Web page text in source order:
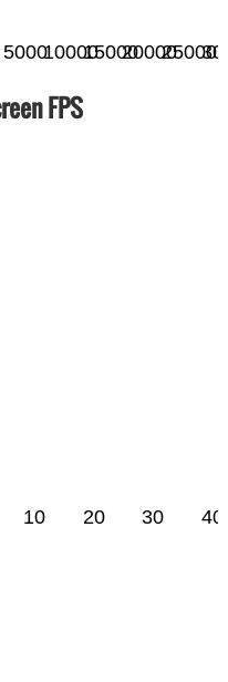
500010000150002000025000
FPS
10 20 30 40